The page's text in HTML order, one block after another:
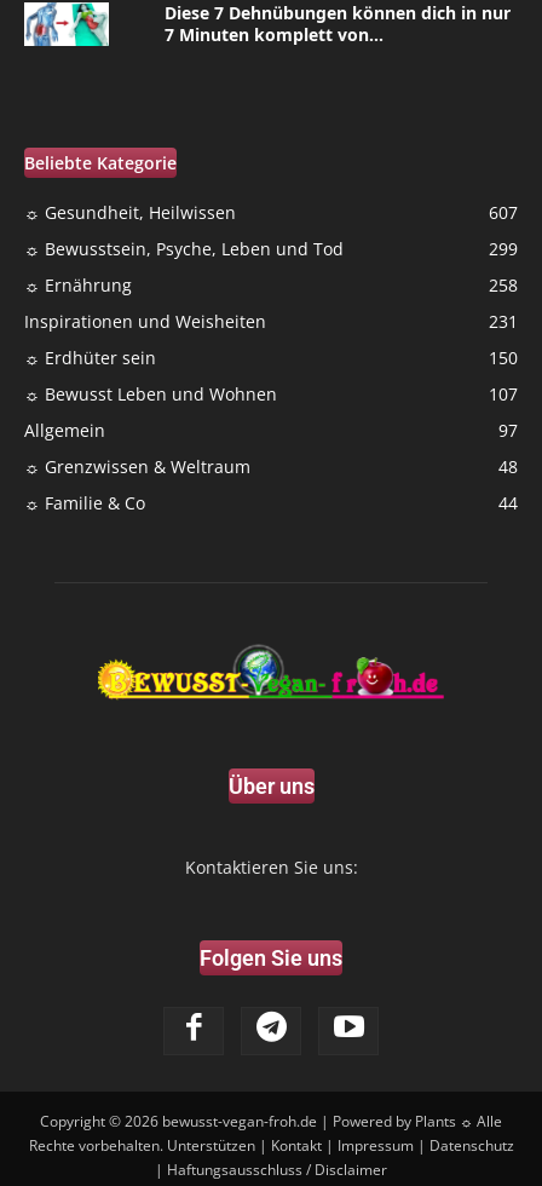
Diese 7 Dehnübungen können dich in nur
7 Minuten komplett von...
Beliebte Kategorie
☼ Gesundheit, Heilwissen
607
☼ Bewusstsein, Psyche, Leben und Tod
299
☼ Ernährung
258
Inspirationen und Weisheiten
231
☼ Erdhüter sein
150
☼ Bewusst Leben und Wohnen
107
Allgemein
97
☼ Grenzwissen & Weltraum
48
☼ Familie & Co
44
Über uns
Kontaktieren Sie uns:
Folgen Sie uns
Copyright © 2026 bewusst-vegan-froh.de | Powered by Plants ☼ Alle
Rechte vorbehalten. Unterstützen| Kontakt| Impressum| Datenschutz
| Haftungsausschluss / Disclaimer